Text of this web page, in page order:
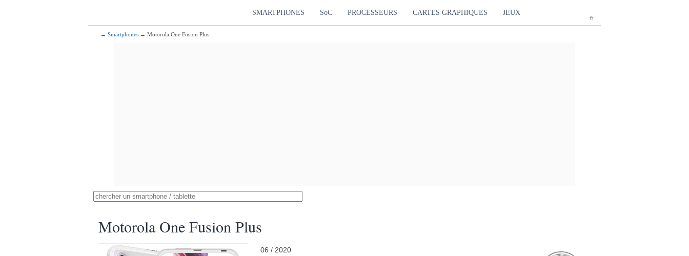
fr
SMARTPHONES SoC PROCESSEURS CARTES GRAPHIQUES JEUX
→ Smartphones → Motorola One Fusion Plus
Motorola One Fusion Plus
06 / 2020